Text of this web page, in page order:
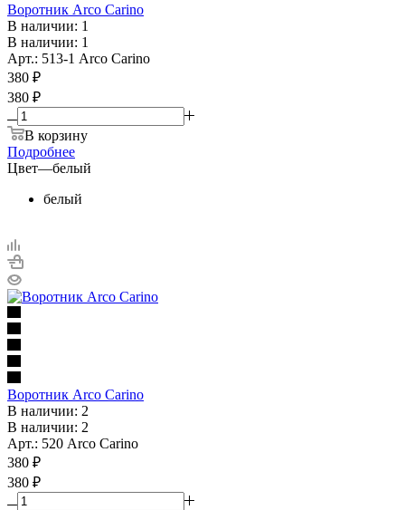
Воротник Arco Carino
В наличии: 1
В наличии: 1
Арт.: 513-1 Arco Carino
380 ₽
380 ₽
В корзину
Подробнее
Цвет—белый
белый
Воротник Arco Carino
В наличии: 2
В наличии: 2
Арт.: 520 Arco Carino
380 ₽
380 ₽